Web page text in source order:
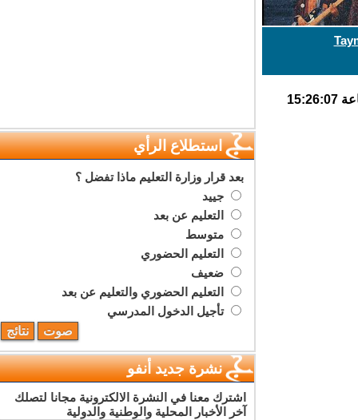
استطلاع الرأي
بعد قرار وزارة التعليم ماذا تفضل ؟
جييد
التعليم عن بعد
متوسط
التعليم الحضوري
ضعيف
التعليم الحضوري والتعليم عن بعد
تأجيل الدخول المدرسي
نشرة جديد أنفو
اشترك معنا في النشرة الالكترونية مجانا لتصلك
آخر الأخبار المحلية والوطنية والدولية